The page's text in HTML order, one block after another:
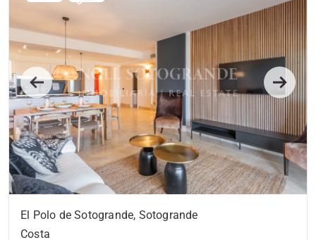
Previous Next
El Polo de Sotogrande, Sotogrande
Costa